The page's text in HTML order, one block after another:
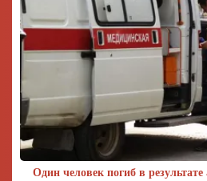
Один человек погиб в